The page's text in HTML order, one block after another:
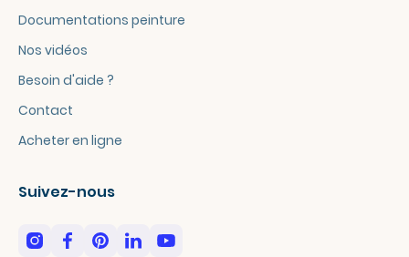
Documentations peinture
Nos vidéos
Besoin d'aide ?
Contact
Acheter en ligne
Suivez-nous